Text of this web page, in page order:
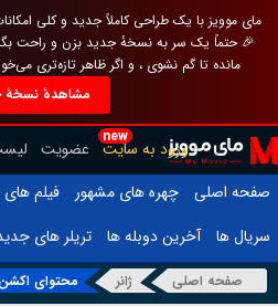
مای موویز با یک طراحی کاملاً جدید و کلی
🎉 حتماً یک سر به نسخهٔ جدید بزن و راحت
مانده تا گم نشوی ، و اگر ظاهر تازه‌تری
مشاهدهٔ نسخهٔ
new
ورود به سایت عضویت
صفحه اصلی
چهره های مشهور
فیلم های
سریال ها
آخرین دوبله ها تریلر های
صفحه اصلی ژانر محتوای